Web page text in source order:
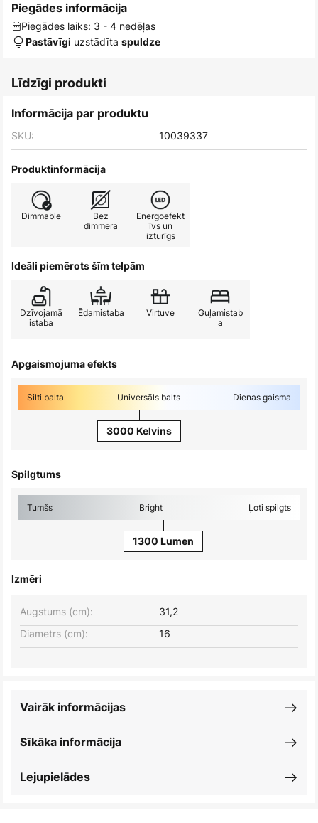
Piegādes informācija
Piegādes laiks: 3 - 4 nedēļas
Pastāvīgi uzstādīta spuldze
Līdzīgi produkti
Informācija par produktu
SKU: 10039337
Produktinformācija
Dimmable
Bez
dimmera
Energoefekt
īvs un
izturīgs
Ideāli piemērots šīm telpām
Dzīvojamā
istaba
Ēdamistaba Virtuve
Guļamistab
a
Apgaismojuma efekts
Silti balta Universāls balts Dienas gaisma
3000 Kelvins
Spilgtums
Tumšs Bright Ļoti spilgts
1300 Lumen
Izmēri
Augstums (cm):
31,2
Diametrs (cm):
16
Sīkāka informācija
Vairāk informācijas
Lejupielādes